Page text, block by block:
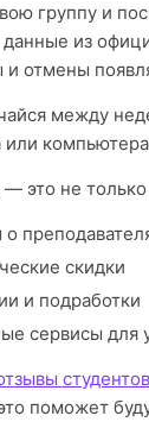
группу и
данные из
отмены
между
или
— это не
о
скидки
и подработки
сервисы для
поможет